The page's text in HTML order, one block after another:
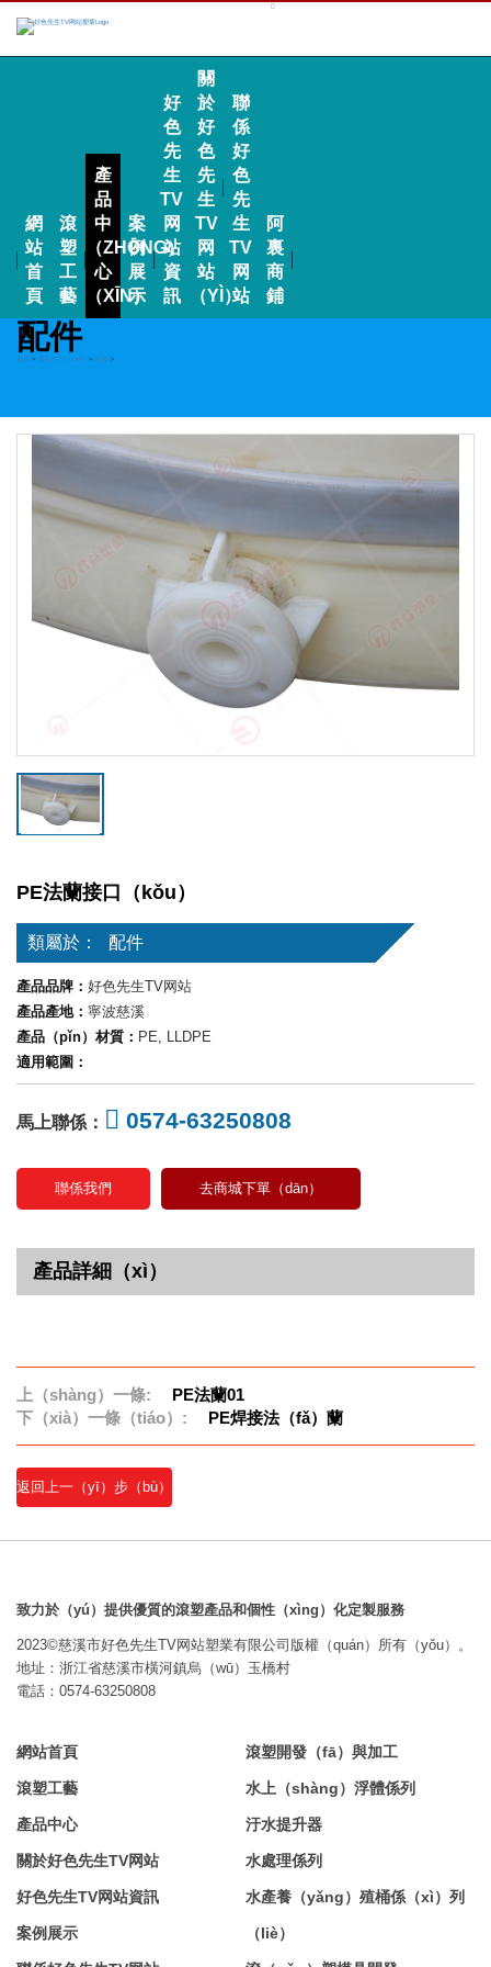
網
站
首
頁
滾
塑
工
藝
產
品
中
（ZHŌNG）
心
（XĪN）
案
例
展
示
好
色
先
生
TV
网
站
資
訊
關
於
好
色
先
生
TV
网
站
（YÌ）
聯
係
好
色
先
生
TV
网
站
阿
裏
商
鋪
配件
首頁 > 產品中心（xīn） > 配件 >
PE法蘭接口（kǒu）
類屬於： 配件
產品品牌： 好色先生TV网站
產品產地： 寧波慈溪
產品（pǐn）材質： PE, LLDPE
適用範圍：
馬上聯係： 0574-63250808
聯係我們 去商城下單（dān）
產品詳細（xì）
上（shàng）一條:
PE法蘭01
下（xià）一條（tiáo）:
PE焊接法（fǎ）蘭
返回上一（yī）步（bù）
致力於（yú）提供優質的滾塑產品和個性（xìng）化定製服務
2023©慈溪市好色先生TV网站塑業有限公司版權（quán）所有（yǒu）。
地址：浙江省慈溪市橫河鎮烏（wū）玉橋村
電話：0574-63250808
網站首頁
滾塑工藝
產品中心
關於好色先生TV网站
好色先生TV网站資訊
案例展示
滾塑開發（fā）與加工
水上（shàng）浮體係列
汙水提升器
水處理係列
水產養（yǎng）殖桶係（xì）列
（liè）